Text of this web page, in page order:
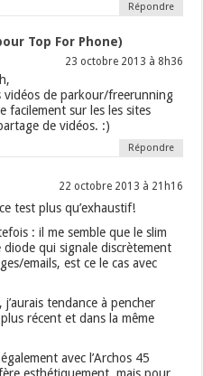
Répondre
Top For Phone)
23 octobre 2013 à 8h36
vidéos de parkour/freerunning
facilement sur les les sites
de vidéos. :)
Répondre
22 octobre 2013 à 21h16
test plus qu’exhaustif!
: il me semble que le slim
diode qui signale discrètement
emails, est ce le cas avec
tendance à pencher
récent et dans la même
avec l’Archos 45